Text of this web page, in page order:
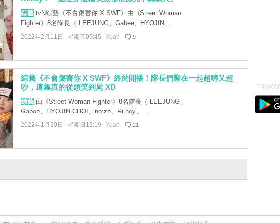
綜藝tvN綜藝《不會傷害你 X SWF》由《Street Woman
Fighter》8名隊長（ LEEJUNG、Gabee、HYOJIN ...
2022年2月11日 星期五09:45 Yuan 9
綜藝《不會傷害你 X SWF》終於開播！隊長們聚在一起超嗨又超
吵，這集真的從頭笑到尾 XD
綜藝由《Street Woman Fighter》8名隊長（ LEEJUNG、
Gabee、HYOJIN CHOI、no:ze、Ri.hey、 ...
2022年1月30日 星期日13:19 Yuan 21
下載